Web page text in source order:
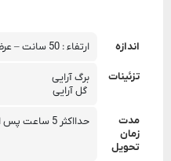
اندازه ارتفاء : 50 سانت – عرض 60 سانت
تزئینات
برگ آرایی
گل آرایی
مدت
زمان
تحویل
حدااکثر 5 ساعت پس از سفارش